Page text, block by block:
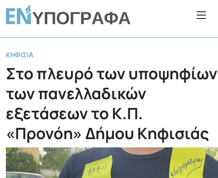
ΚΗΦΙΣΙΆ
Στο πλευρό των υποψηφίων
των πανελλαδικών
εξετάσεων το Κ.Π.
«Προνόη» Δήμου Κηφισιάς